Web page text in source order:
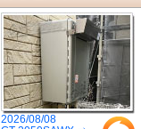
2026/08/08